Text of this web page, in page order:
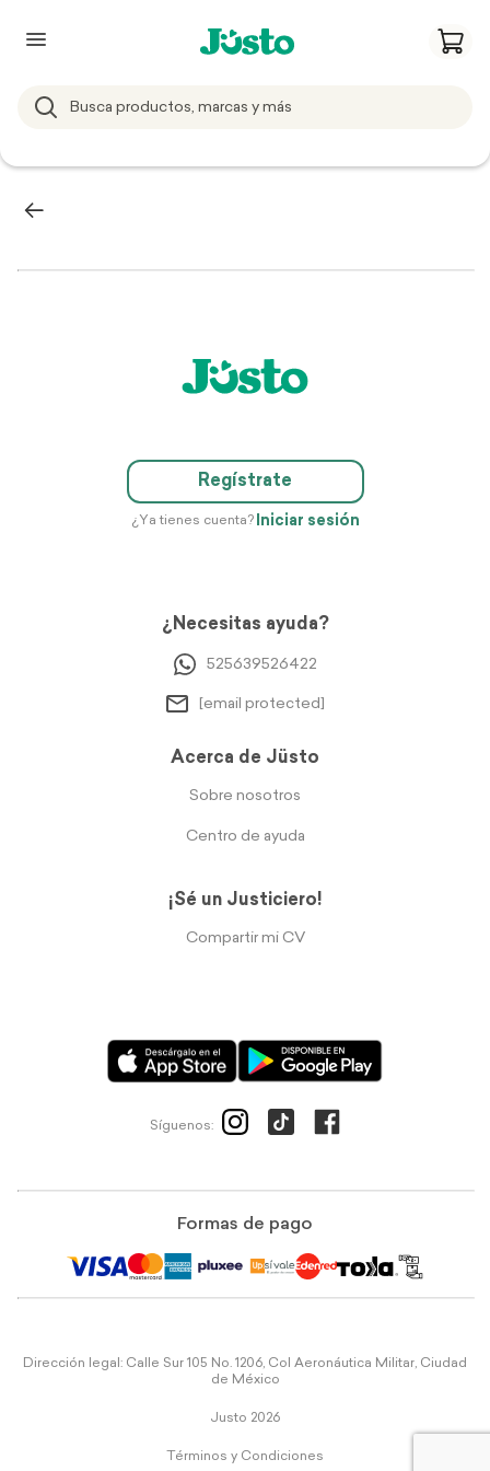
Regístrate
¿Ya tienes cuenta? Iniciar sesión
¿Necesitas ayuda?
525639526422
[email protected]
Acerca de Jüsto
Sobre nosotros
Centro de ayuda
¡Sé un Justiciero!
Compartir mi CV
Síguenos:
Formas de pago
Dirección legal: Calle Sur 105 No. 1206, Col Aeronáutica Militar, Ciudad
de México
Justo 2026
Términos y Condiciones